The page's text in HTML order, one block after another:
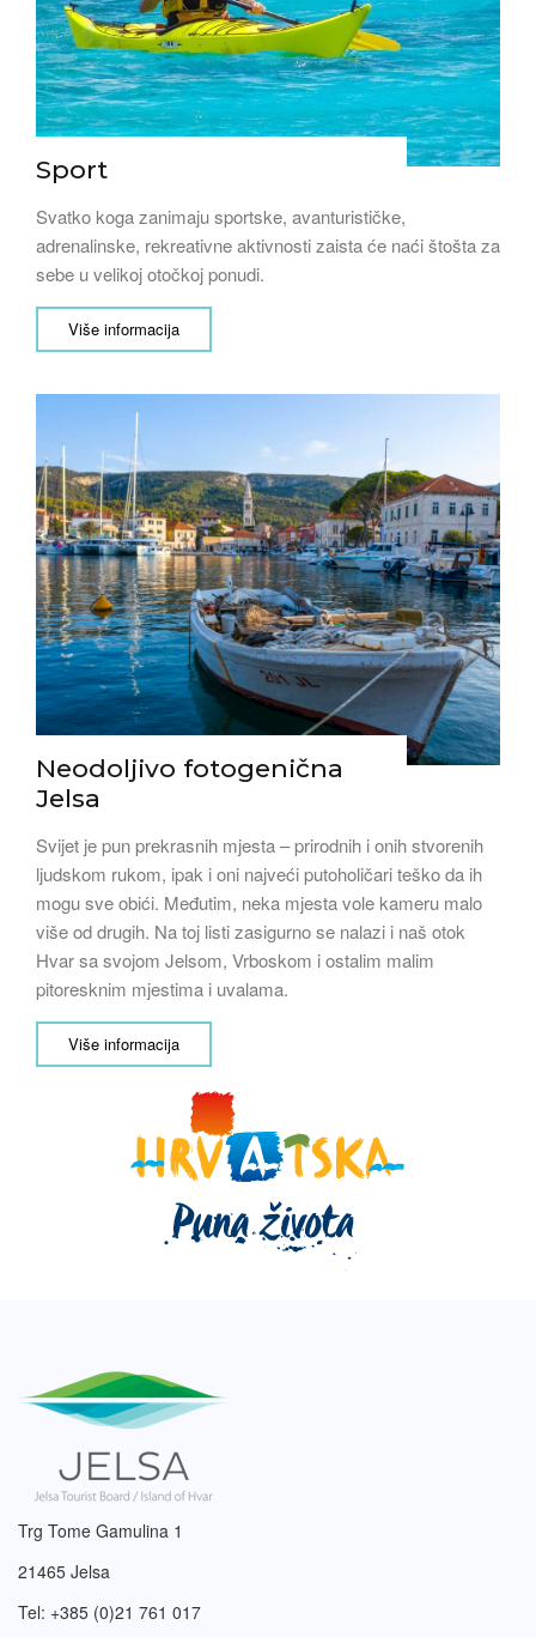
Sport
Svatko koga zanimaju sportske, avanturističke,
adrenalinske, rekreativne aktivnosti zaista će naći štošta za
sebe u velikoj otočkoj ponudi.
Više informacija
Neodoljivo fotogenična
Jelsa
Svijet je pun prekrasnih mjesta – prirodnih i onih stvorenih
ljudskom rukom, ipak i oni najveći putoholičari teško da ih
mogu sve obići. Međutim, neka mjesta vole kameru malo
više od drugih. Na toj listi zasigurno se nalazi i naš otok
Hvar sa svojom Jelsom, Vrboskom i ostalim malim
pitoresknim mjestima i uvalama.
Više informacija
Trg Tome Gamulina 1
21465 Jelsa
Tel: +385 (0)21 761 017